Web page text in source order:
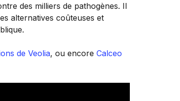
des milliers de pathogènes. Il
alternatives coûteuses et
de Veolia, ou encore Calceo